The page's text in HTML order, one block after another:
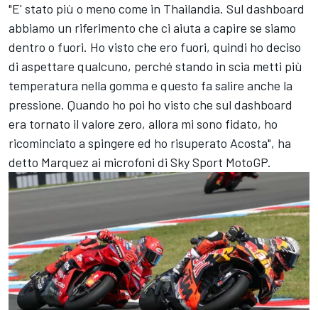
"E' stato più o meno come in Thailandia. Sul dashboard
abbiamo un riferimento che ci aiuta a capire se siamo
dentro o fuori. Ho visto che ero fuori, quindi ho deciso
di aspettare qualcuno, perché stando in scia metti più
temperatura nella gomma e questo fa salire anche la
pressione. Quando ho poi ho visto che sul dashboard
era tornato il valore zero, allora mi sono fidato, ho
ricominciato a spingere ed ho risuperato Acosta", ha
detto Marquez ai microfoni di Sky Sport MotoGP.